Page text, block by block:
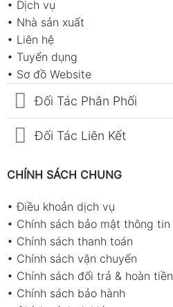
• Dịch vụ
• Nhà sản xuất
• Liên hệ
• Tuyển dụng
• Sơ đồ Website
Đối Tác Phân Phối
Đối Tác Liên Kết
CHÍNH SÁCH CHUNG
•Điều khoản dịch vụ
• Chính sách bảo mật thông tin
• Chính sách thanh toán
• Chính sách vận chuyển
• Chính sách đổi trả & hoàn tiền
• Chính sách bảo hành